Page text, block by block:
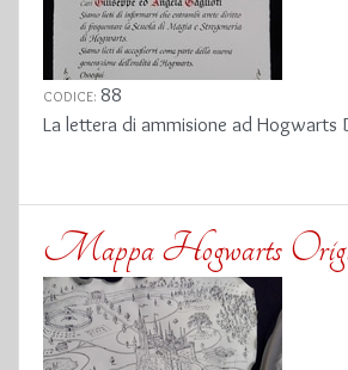
CODICE: 88
La lettera di ammisione ad Hogwarts
Mappa Hogwarts